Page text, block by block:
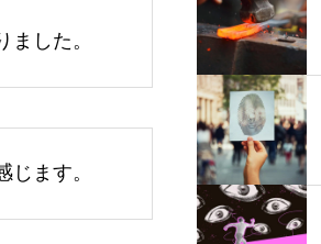
した。
ます。